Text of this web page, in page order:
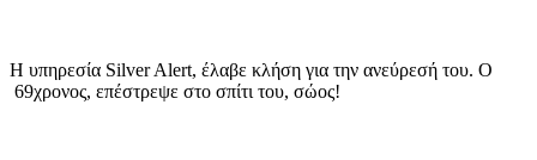
Η υπηρεσία Silver Alert, έλαβε κλήση για την ανεύρεσή του. Ο
69χρονος, επέστρεψε στο σπίτι του, σώος!